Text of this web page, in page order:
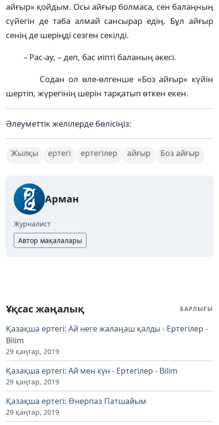
айғыр» қойдым. Осы айғыр болмаса, сен балаңның
сүйегін де таба алмай сансырар едің. Бұл айғыр
сенің де шеріңді сезген секілді.
– Рас-ау, – деп, бас иіпті баланың әкесі.
Содан ол өле-өлгенше «Боз айғыр» күйін
шертіп, жүрегінің шерін тарқатып өткен екен.
Әлеуметтік желілерде бөлісіңіз:
Жылқы ертегі ертегілер айғыр Боз айғыр
Арман
Журналист
Автор мақалалары
Ұқсас жаңалық БАРЛЫҒЫ
Қазақша ертегі: Ай неге жалаңаш қалды - Ертегілер -
Bilim
29 қаңтар, 2019
Қазақша ертегі: Ай мен күн - Ертегілер - Bilim
29 қаңтар, 2019
Қазақша ертегі: Өнерпаз Патшайым
29 қаңтар, 2019